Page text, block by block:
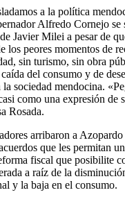
a la política
Alfredo Cornejo se
Javier Milei a pesar de
los peores momentos de
sin turismo, sin obra
del consumo y de
sociedad mendocina.
como una expresión de
Rosada.
arribaron a
que les permitan
fiscal que posibilite
a raíz de la
y la baja en el consumo.